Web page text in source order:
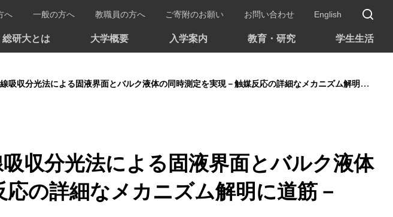
総研大とは 大学概要 入学案内 教育・研究 学生生活
へ 一般の方へ 教職員の方へ ご寄附のお願い お問い合わせ English
吸収分光法による固液界面とバルク液体の同時測定を実現－触媒反応の詳細なメカニズム解明に道筋－
収分光法による固液界面とバルク液体
の詳細なメカニズム解明に道筋－